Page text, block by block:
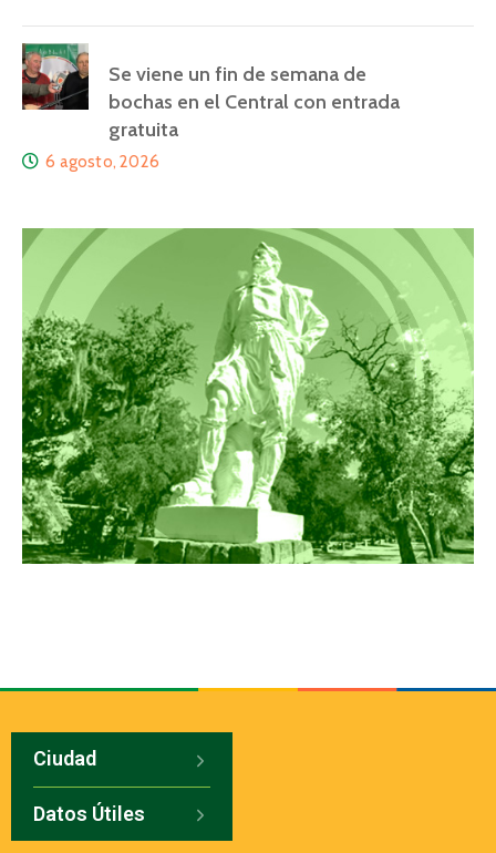
Se viene un fin de semana de
bochas en el Central con entrada
gratuita
6 agosto, 2026
Ciudad
Datos Útiles